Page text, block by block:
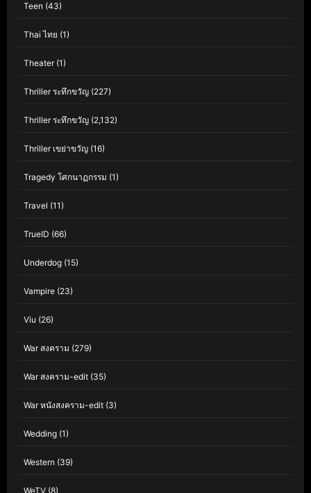
Teen (43)
Thai ไทย (1)
Theater(1)
Thriller ระทึกขวัญ (227)
Thriller ระทึกขวัญ (2,132)
Thriller เขย่าขวัญ (16)
Tragedy โศกนาฏกรรม (1)
Travel (11)
TrueID (66)
Underdog (15)
Vampire (23)
Viu (26)
War สงคราม (279)
War สงคราม-edit (35)
War หนังสงคราม-edit (3)
Wedding (1)
Western (39)
WeTV (8)